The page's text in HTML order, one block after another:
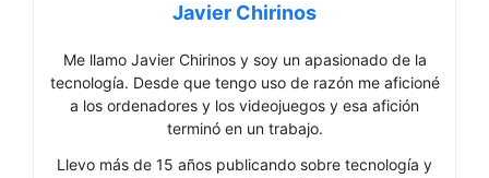
Javier Chirinos
Me llamo Javier Chirinos y soy un apasionado de la
tecnología. Desde que tengo uso de razón me aficioné
a los ordenadores y los videojuegos y esa afición
terminó en un trabajo.
Llevo más de 15 años publicando sobre tecnología y